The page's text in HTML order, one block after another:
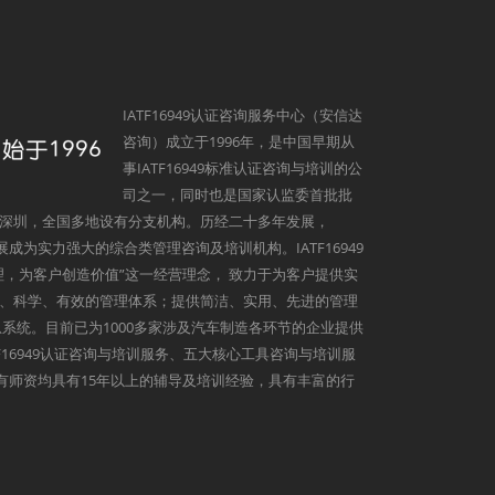
IATF16949认证咨询服务中心（安信达
咨询）成立于1996年，是中国早期从
事IATF16949标准认证咨询与培训的公
司之一，同时也是国家认监委首批批
圳，全国多地设有分支机构。历经二十多年发展，
成为实力强大的综合类管理咨询及培训机构。IATF16949
为客户创造价值”这一经营理念， 致力于为客户提供实
科学、有效的管理体系；提供简洁、实用、先进的管理
统。目前已为1000多家涉及汽车制造各环节的企业提供
认证咨询与培训服务、五大核心工具咨询与培训服
师资均具有15年以上的辅导及培训经验，具有丰富的行